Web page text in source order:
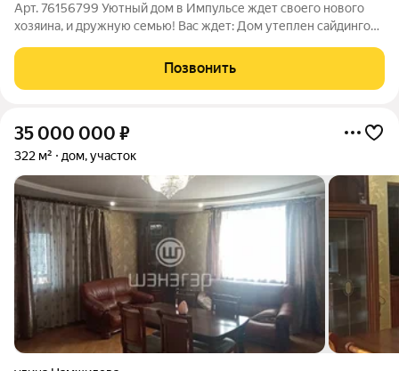
Арт. 76156799 Уютный дом в Импульсе ждет своего нового
хозяина, и дружную семью! Вас ждет: Дом утеплен сайдингом,
кв.м. для комфортной жизни. Просторный участок: 5 соток
земли для реализации
Позвонить
35 000 000 ₽
322 м² дом, участок